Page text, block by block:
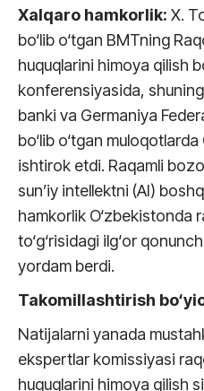
Xalqaro hamkorlik: X.
bo‘lib o‘tgan BMTning
huquqlarini himoya qilish
konferensiyasida,
banki va Germaniya
bo‘lib o‘tgan
ishtirok etdi. Raqamli
sun’iy intellektni (AI)
hamkorlik O‘zbekistonda
to‘g‘risidagi ilg‘or
yordam berdi.
Takomillashtirish
Natijalarni yanada
ekspertlar komissiyasi
huquqlarini himoya qilish